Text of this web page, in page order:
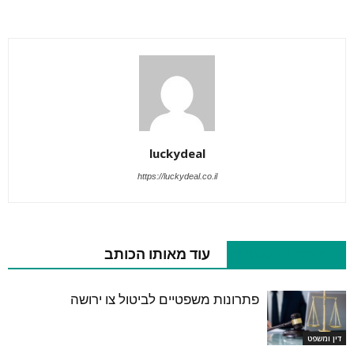
luckydeal
https://luckydeal.co.il
עוד מאותו הכותב
דין ומשפט
פתרונות משפטיים לביטול צו ירושה